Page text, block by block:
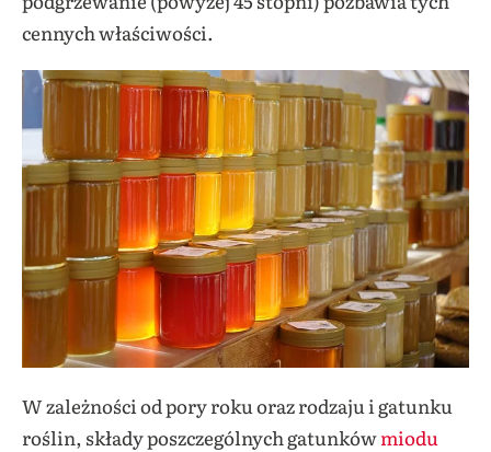
cennych właściwości.
W zależności od pory roku oraz rodzaju i gatunku
roślin, składy poszczególnych gatunkówmiodu